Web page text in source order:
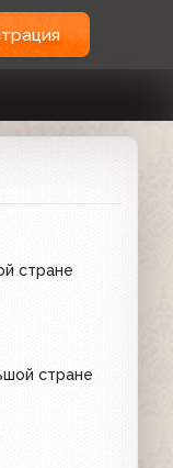
стране
стране